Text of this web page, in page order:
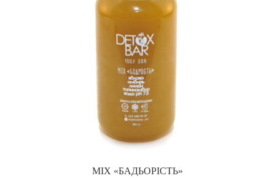
MIX «БАДЬОРІСТЬ»